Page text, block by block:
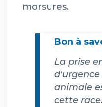
morsures.
Bon à
La prise
animale
cette race.